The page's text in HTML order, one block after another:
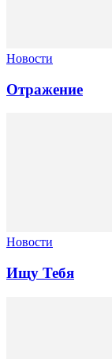
Новости
Отражение
Новости
Ищу Тебя